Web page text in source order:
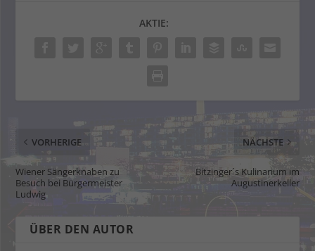
AKTIE:
VORHERIGE
Wiener Sängerknaben zu
Besuch bei Bürgermeister
Ludwig
NÄCHSTE
Bitzinger´s Kulinarium im
Augustinerkeller
ÜBER DEN AUTOR